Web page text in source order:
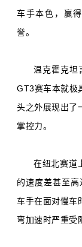
车手本色，赢
誉。
温克霍克坦
GT3赛车本就极
头之外展现出了
掌控力。
在纽北赛道
的速度差甚至
车手在面对慢车
弯加速时严重受